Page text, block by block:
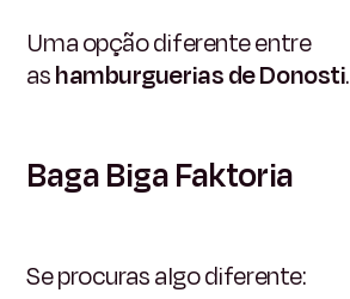
Uma opção diferente entre
ashamburguerias de Donosti.
Baga Biga Faktoria
Se procuras algo diferente: